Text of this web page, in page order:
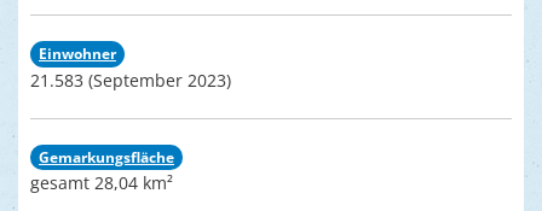
Einwohner
21.583 (September 2023)
Gemarkungsfläche
gesamt 28,04 km²